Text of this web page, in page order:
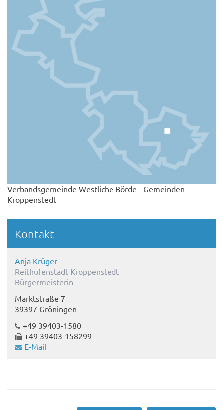
Verbandsgemeinde Westliche Börde - Gemeinden -
Kroppenstedt
Kontakt
Anja Krüger
Reithufenstadt Kroppenstedt
Bürgermeisterin
Marktstraße 7
39397 Gröningen
+49 39403-1580
+49 39403-158299
E-Mail